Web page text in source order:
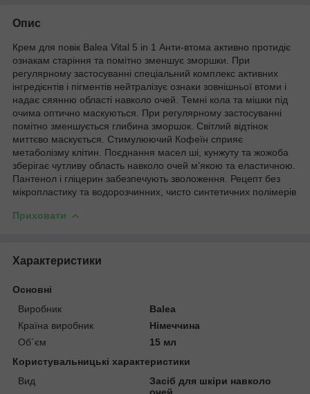
Опис
Крем для повік Balea Vital 5 in 1 Анти-втома активно протидіє
ознакам старіння та помітно зменшує зморшки. При
регулярному застосуванні спеціальний комплекс активних
інгредієнтів і пігментів нейтралізує ознаки зовнішньої втоми і
надає сяянню області навколо очей. Темні кола та мішки під
очима оптично маскуються. При регулярному застосуванні
помітно зменшується глибина зморшок. Світлий відтінок
миттєво маскується. Стимулюючий Кофеїн сприяє
метаболізму клітин. Поєднання масел ші, кунжуту та жожоба
зберігає чутливу область навколо очей м’якою та еластичною.
Пантенол і гліцерин забезпечують зволоження. Рецепт без
мікропластику та водорозчинних, чисто синтетичних полімерів
Приховати
Характеристики
Основні
Виробник
Balea
Країна виробник
Німеччина
Об`єм
15 мл
Користувальницькі характеристики
Вид
Засіб для шкіри навколо
очей